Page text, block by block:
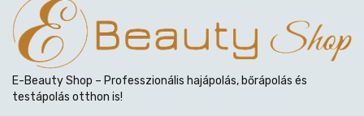
E-Beauty Shop – Professzionális hajápolás, bőrápolás és
testápolás otthon is!